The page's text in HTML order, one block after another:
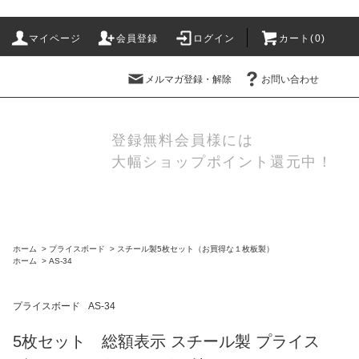
マイページ 会員登録 ログイン カート(0)
メルマガ登録・解除 お問い合わせ
登録無料会員様には
大幅ショップポイント還元中！
ホーム > プライスボード > スチール製5枚セット（お買得な１枚板製）
ホーム
> AS-34
プライスボード AS-34
5枚セット 総額表示 スチール製 プライス